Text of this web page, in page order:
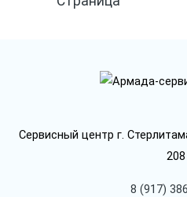
Сервисный центр г.
208
8 (917)